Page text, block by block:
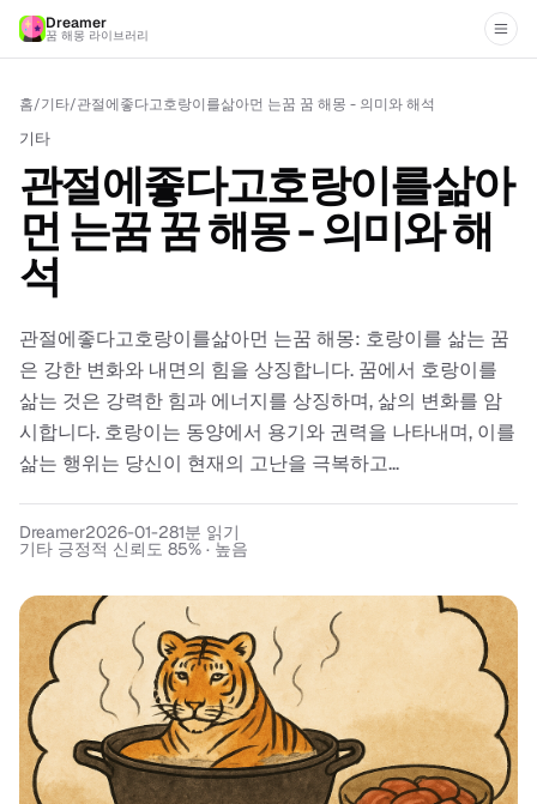
Dreamer
꿈 해몽 라이브러리
홈/기타/관절에좋다고호랑이를삶아먼 는꿈 꿈 해몽 - 의미와 해석
기타
관절에좋다고호랑이를삶아
먼 는꿈 꿈 해몽 - 의미와 해
석
관절에좋다고호랑이를삶아먼 는꿈 해몽: 호랑이를 삶는 꿈
은 강한 변화와 내면의 힘을 상징합니다. 꿈에서 호랑이를
삶는 것은 강력한 힘과 에너지를 상징하며, 삶의 변화를 암
시합니다. 호랑이는 동양에서 용기와 권력을 나타내며, 이를
삶는 행위는 당신이 현재의 고난을 극복하고...
Dreamer2026-01-281분 읽기
기타 긍정적 신뢰도 85% · 높음